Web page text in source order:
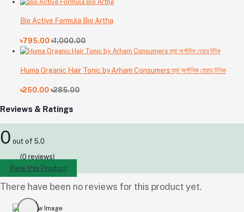
Bio Active Formula Bio Artha
৳795.00 ৳1,000.00
Huma Organic Hair Tonic by Arham Consumers হুমা অর্গানিক হেয়ার টনিক
৳250.00 ৳285.00
Reviews & Ratings
0 out of 5.0
(0 reviews)
Rate this Product
There have been no reviews for this product yet.